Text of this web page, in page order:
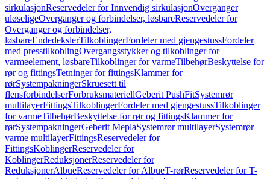
sirkulasjonReservedeler for Innvendig sirkulasjonOverganger
uløseligeOverganger og forbindelser, løsbareReservedeler for
Overganger og forbindelser,
løsbareEndedekslerTilkoblingerFordeler med gjengestussFordeler
med presstilkoblingOvergangsstykker og tilkoblinger for
varmeelement, løsbareTilkoblinger for varmeTilbehørBeskyttelse for
rør og fittingsTetninger for fittingsKlammer for
rørSystempakningerSkruesett til
flensforbindelserForbruksmateriellGeberit PushFitSystemrør
multilayerFittingsTilkoblingerFordeler med gjengestussTilkoblinger
for varmeTilbehørBeskyttelse for rør og fittingsKlammer for
rørSystempakningerGeberit MeplaSystemrør multilayerSystemrør
varme multilayerFittingsReservedeler for
FittingsKoblingerReservedeler for
KoblingerReduksjonerReservedeler for
ReduksjonerAlbueReservedeler for AlbueT-rørReservedeler for T-